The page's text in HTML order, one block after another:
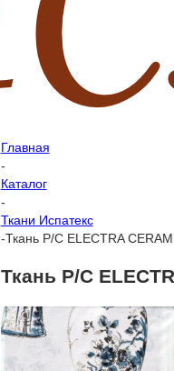
Главная
-
Каталог
-
Ткани Испатекс
-Ткань P/C ELECTRA
Ткань P/C